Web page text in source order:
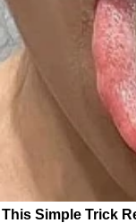
This Simple Trick